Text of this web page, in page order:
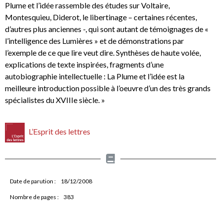
Plume et l’idée rassemble des études sur Voltaire,
Montesquieu, Diderot, le libertinage – certaines récentes,
d’autres plus anciennes -, qui sont autant de témoignages de «
l’intelligence des Lumières » et de démonstrations par
l’exemple de ce que lire veut dire. Synthèses de haute volée,
explications de texte inspirées, fragments d’une
autobiographie intellectuelle : La Plume et l’idée est la
meilleure introduction possible à l’oeuvre d’un des très grands
spécialistes du XVIIIe siècle. »
L’Esprit des lettres
Date de parution : 18/12/2008
Nombre de pages : 383